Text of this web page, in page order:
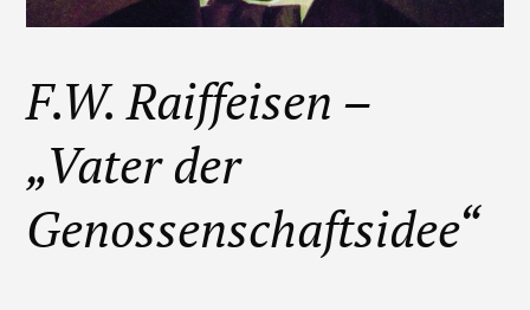
F.W. Raiffeisen –
„Vater der
Genossenschaftsidee“